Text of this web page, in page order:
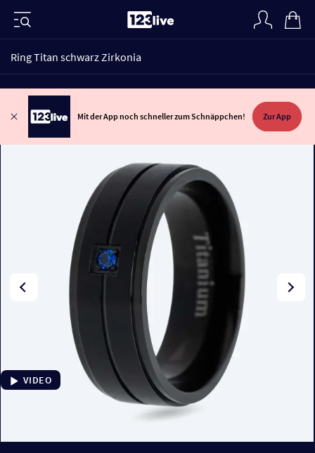
Ring Titan schwarz Zirkonia
Mit der App noch schneller zum Schnäppchen! Zur App
VIDEO